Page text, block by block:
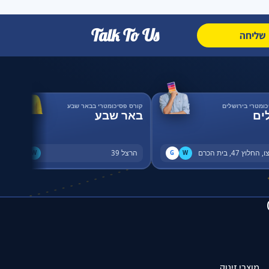
שליחה Talk To Us
בירושלים
47, בית הכרם W
G
קורס פסיכומטרי בבאר שבע
באר שבע
הרצל 39 W